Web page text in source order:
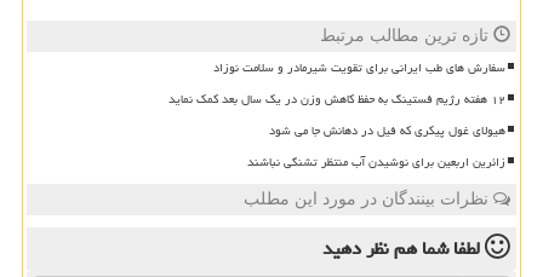
تازه ترین مطالب مرتبط
سفارش های طب ایرانی برای تقویت شیرمادر و سلامت نوزاد
۱۲ هفته رژیم فستینگ به حفظ کاهش وزن در یک سال بعد کمک نماید
هیولای غول پیکری که فیل در دهانش جا می شود
زائرین اربعین برای نوشیدن آب منتظر تشنگی نباشند
نظرات بینندگان در مورد این مطلب
لطفا شما همنظر دهید